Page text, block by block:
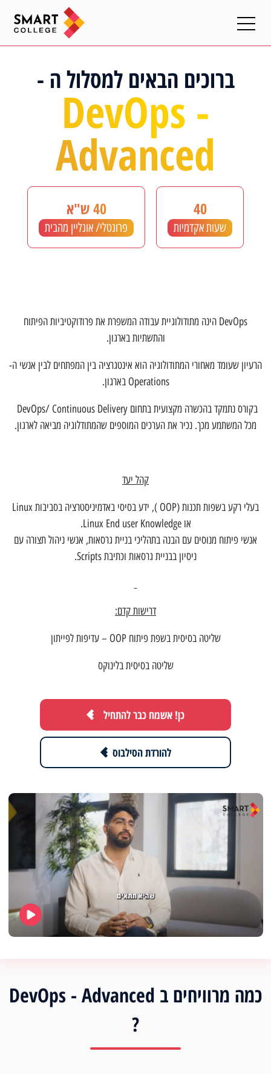
ברוכים הבאים למסלול ה -
DevOps -
Advanced
40
שעות אקדמיות
40 ש"א
פרונטלי/ אונליין מהבית
DevOps הינה מתודולוגיית עבודה המשפרת את פרודוקטיביות הפיתוח
והתשתיות בארגון.
הרעיון שעומד מאחורי המתודולוגיה הוא אינטגרציה בין המפתחים לבין אנשי ה-
Operations בארגון.
מכל המשתמע מכך. נכיר את הערכים המוספים שהמתודלוגיה מביאה לארגון.
קהל יעד
בעלי רקע בשפות תכנות (OOP ), ידע בסיסי באדמיניסטרציה בסביבות Linux
או Linux End user Knowledge.
אנשי פיתוח מנוסים עם הבנה בתהליכי בניית גרסאות, אנשי ניהול תצורה עם
ניסיון בבניית גרסאות וכתיבת Scripts.
דרישות קדם:
שליטה בסיסית בשפת פיתוח OOP – עדיפות לפייתון
שליטה בסיסית בלינוקס
כן! אשמח כבר להתחיל
להורדת הסילבוס
כמה מרוויחים ב DevOps - Advanced
?